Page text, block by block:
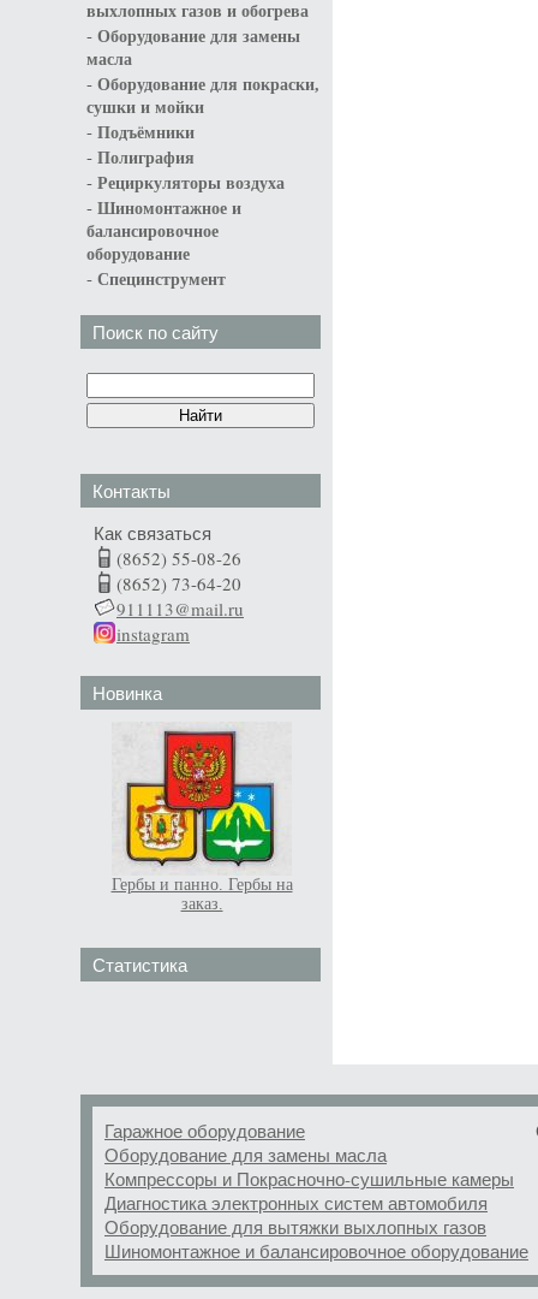
выхлопных газов и обогрева
- Оборудование для замены
масла
- Оборудование для покраски,
сушки и мойки
- Подъёмники
- Полиграфия
- Рециркуляторы воздуха
- Шиномонтажное и
балансировочное
оборудование
- Специнструмент
Поиск по сайту
Контакты
Как связаться
(8652) 55-08-26
(8652) 73-64-20
911113@mail.ru
instagram
Новинка
Гербы и панно. Гербы на
заказ.
Статистика
Гаражное оборудование
Оборудование для замены масла
Компрессоры и Покрасночно-сушильные камеры
Диагностика электронных систем автомобиля
Оборудование для вытяжки выхлопных газов
Шиномонтажное и балансировочное оборудование